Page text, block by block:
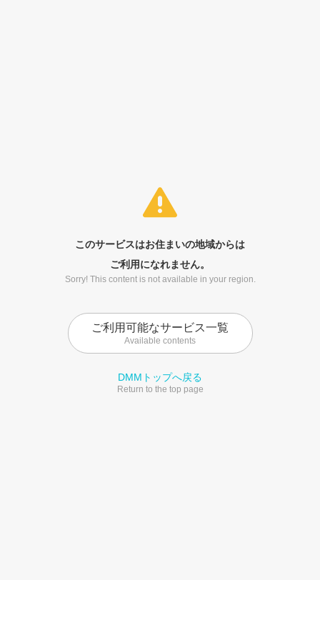
このサービスはお住まいの地域からは
ご利用になれません。
Sorry! This content is not available in your region.
ご利用可能なサービス一覧
Available contents
DMMトップへ戻る
Return to the top page